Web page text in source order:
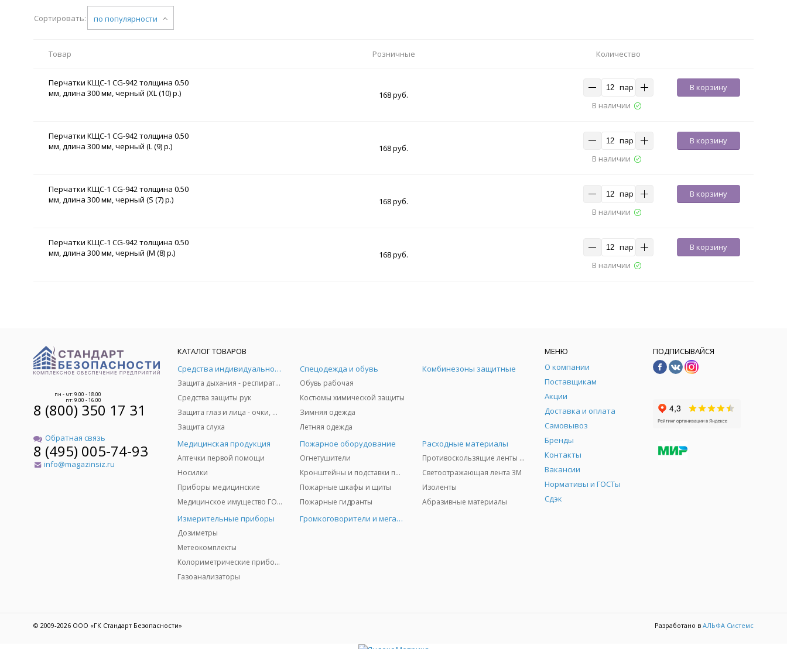
Сортировать: по популярности
Товар Розничные Количество
Перчатки КЩС-1 CG-942 толщина 0.50
мм, длина 300 мм, черный (XL (10) р.)
168 руб.
пар
В корзину
В наличии
Перчатки КЩС-1 CG-942 толщина 0.50
мм, длина 300 мм, черный (L (9) р.)
168 руб.
пар
В корзину
В наличии
Перчатки КЩС-1 CG-942 толщина 0.50
мм, длина 300 мм, черный (S (7) р.)
168 руб.
пар
В корзину
В наличии
Перчатки КЩС-1 CG-942 толщина 0.50
мм, длина 300 мм, черный (M (8) р.)
168 руб.
пар
В корзину
В наличии
пн - чт: 9.00 - 18.00
пт: 9.00 - 16.00
8 (800) 350 17 31
Обратная связь
8 (495) 005-74-93
info@magazinsiz.ru
КАТАЛОГ ТОВАРОВ
Средства индивидуальной защиты
Защита дыхания - респираторы, противогазы, фильтры, дозиметры
Средства защиты рук
Защита глаз и лица - очки, щитки
Защита слуха
Спецодежда и обувь
Обувь рабочая
Костюмы химической защиты
Зимняя одежда
Летняя одежда
Комбинезоны защитные
Медицинская продукция
Аптечки первой помощи
Носилки
Приборы медицинские
Медицинское имущество ГО и ЧС
Пожарное оборудование
Огнетушители
Кронштейны и подставки под огнетушители
Пожарные шкафы и щиты
Пожарные гидранты
Расходные материалы
Противоскользящие ленты 3М
Светоотражающая лента 3M
Изоленты
Абразивные материалы
Измерительные приборы
Дозиметры
Метеокомплекты
Колориметрические приборы
Газоанализаторы
Громкоговорители и мегафоны
МЕНЮ
О компании
Поставщикам
Акции
Доставка и оплата
Самовывоз
Бренды
Контакты
Вакансии
Нормативы и ГОСТы
Сдэк
ПОДПИСЫВАЙСЯ
© 2009-2026 ООО «ГК Стандарт Безопасности» Разработано в АЛЬФА Системс